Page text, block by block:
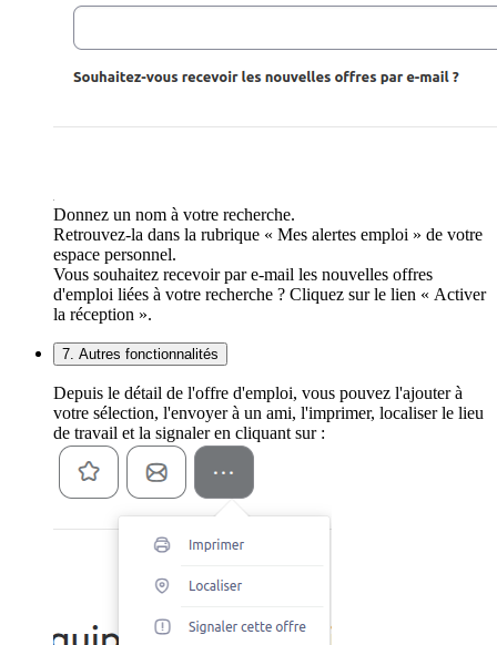
Donnez un nom à votre recherche.
Retrouvez-la dans la rubrique « Mes alertes emploi » de votre
espace personnel.
Vous souhaitez recevoir par e-mail les nouvelles offres
d'emploi liées à votre recherche ? Cliquez sur le lien « Activer
la réception ».
7. Autres fonctionnalités
Depuis le détail de l'offre d'emploi, vous pouvez l'ajouter à
votre sélection, l'envoyer à un ami, l'imprimer, localiser le lieu
de travail et la signaler en cliquant sur :